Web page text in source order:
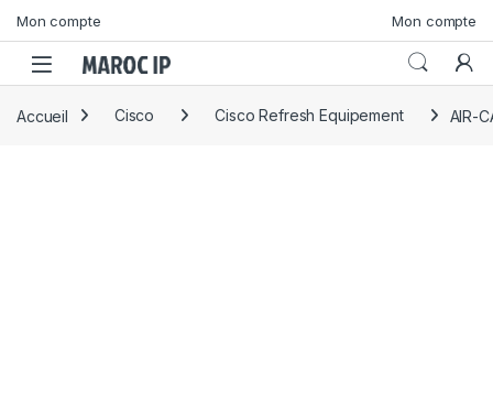
Mon compte Mon compte
Accueil Cisco Cisco Refresh Equipement AIR-